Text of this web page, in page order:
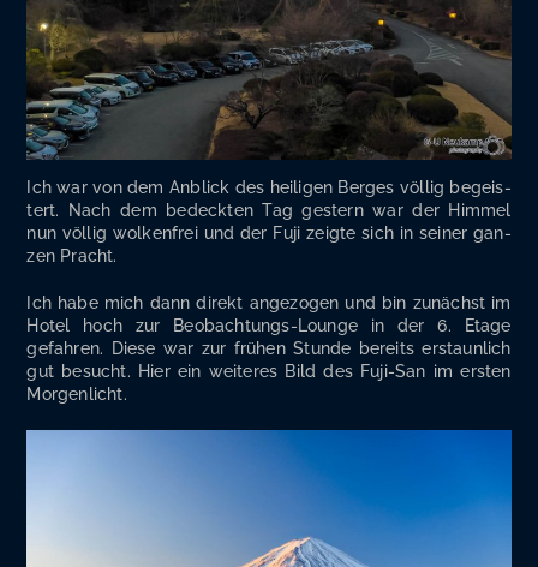
Ich war von dem Anblick des hei­li­gen Ber­ges völ­lig begeis­
tert. Nach dem bedeck­ten Tag ges­tern war der Him­mel
nun völ­lig wol­ken­frei und der Fuji zeig­te sich in sei­ner gan­
zen Pracht.
Ich habe mich dann direkt ange­zo­gen und bin zunächst im
Hotel hoch zur Beob­ach­tungs-Lounge in der 6. Eta­ge
gefah­ren. Die­se war zur frü­hen Stun­de bereits erstaun­lich
gut besucht. Hier ein wei­te­res Bild des Fuji-San im ers­ten
Morgenlicht.